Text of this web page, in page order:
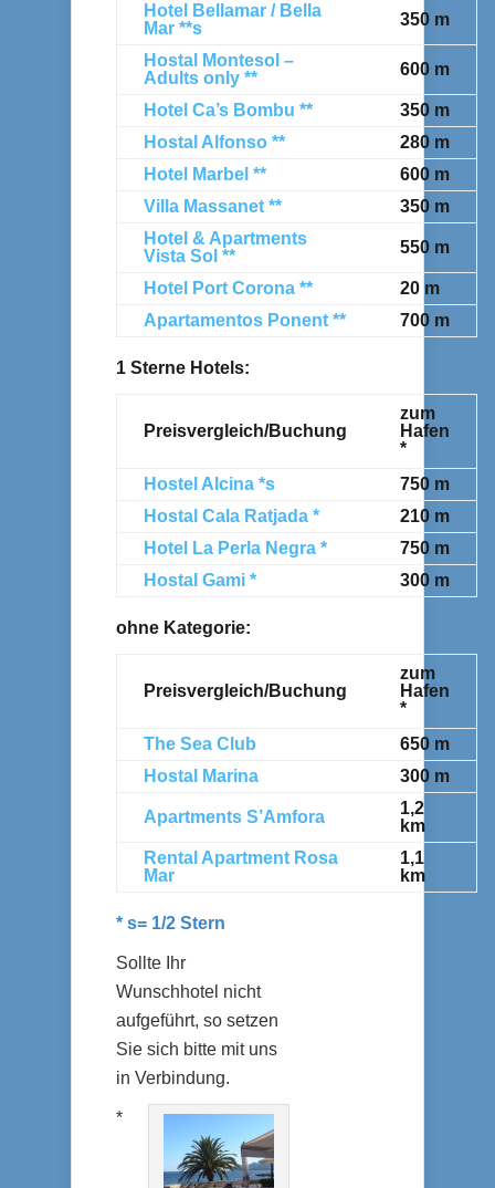
Hotel Bellamar / Bella
Mar **s
350 m
Hostal Montesol –
Adults only **
600 m
Hotel Ca’s Bombu **
350 m
Hostal Alfonso **
280 m
Hotel Marbel **
600 m
Villa Massanet **
350 m
Hotel & Apartments
Vista Sol **
550 m
Hotel Port Corona **
20 m
Apartamentos Ponent **
700 m
1 Sterne Hotels:
Preisvergleich/Buchung
zum
Hafen
*
Hostel Alcina *s
750 m
Hostal Cala Ratjada *
210 m
Hotel La Perla Negra *
750 m
Hostal Gami *
300 m
ohne Kategorie:
Preisvergleich/Buchung
zum
Hafen
*
The Sea Club
650 m
Hostal Marina
300 m
Apartments S’Amfora
1,2
km
Rental Apartment Rosa
Mar
1,1
km
* s= 1/2 Stern
Sollte Ihr
Wunschhotel nicht
aufgeführt, so setzen
Sie sich bitte mit uns
in Verbindung.
*